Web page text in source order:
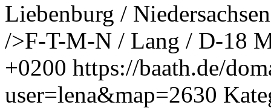
Liebenburg /
/>F-T-M-N / Lang / D-18
+0200 https://baath.de/
user=lena&map=2630